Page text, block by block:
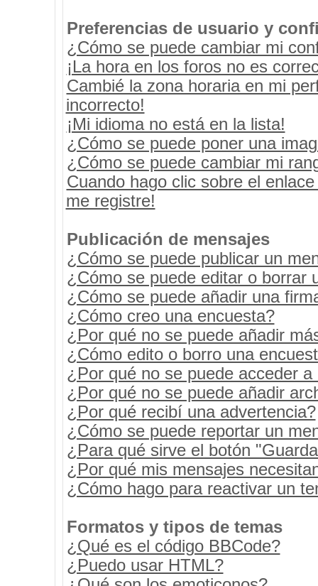
Preferencias de usuario y
¿Cómo se puede cambiar mi
¡La hora en los foros no es
Cambié la zona horaria en mi
incorrecto!
¡Mi idioma no está en la lista!
¿Cómo se puede poner una
¿Cómo se puede cambiar mi
Cuando hago clic sobre el
me registre!
Publicación de mensajes
¿Cómo se puede publicar un
¿Cómo se puede editar o borrar
¿Cómo se puede añadir una
¿Cómo creo una encuesta?
¿Por qué no se puede añadir
¿Cómo edito o borro una
¿Por qué no se puede acceder a
¿Por qué no se puede añadir
¿Por qué recibí una advertencia?
¿Cómo se puede reportar un
¿Para qué sirve el botón
¿Por qué mis mensajes
¿Cómo hago para reactivar un
Formatos y tipos de temas
¿Qué es el código BBCode?
¿Puedo usar HTML?